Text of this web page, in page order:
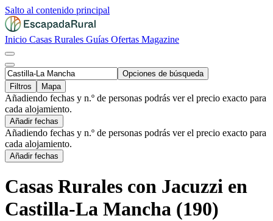
Salto al contenido principal
Inicio Casas Rurales Guías Ofertas Magazine
Opciones de búsqueda
Filtros
Mapa
Añadiendo fechas y n.º de personas podrás ver el precio exacto para
cada alojamiento.
Añadir fechas
Añadiendo fechas y n.º de personas podrás ver el precio exacto para
cada alojamiento.
Añadir fechas
Casas Rurales con Jacuzzi en
Castilla-La Mancha (190)